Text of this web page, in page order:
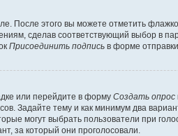
После этого вы можете отметить
сделав соответствующий выбор в
Присоединить подпись в форме
или перейдите в форму Создать опрос
Задайте тему и как минимум два
могут выбрать пользователи при
за который они проголосовали.